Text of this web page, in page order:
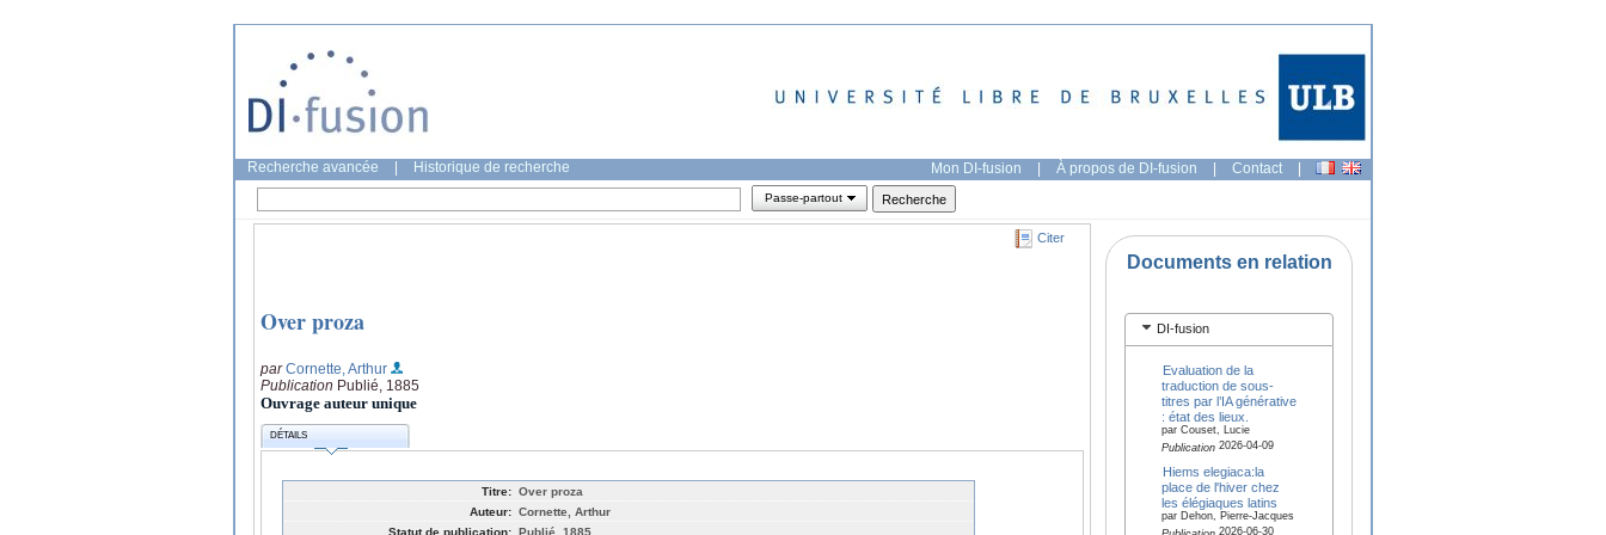
Recherche avancée Historique de recherche Mon DI-fusion | À propos de DI-fusion | Contact |
Passe-partout
Citer
Over proza
parCornette, Arthur
Publication Publié, 1885
Ouvrage auteur unique
DÉTAILS
Titre: Over proza
Auteur: Cornette, Arthur
Statut de publication: Publié, 1885
Documents en relation
DI-fusion
Evaluation de la
traduction de sous-
titres par l’IA générative
: état des lieux.
par Couset, Lucie
Publication2026-04-09
Hiems elegiaca:la
place de l'hiver chez
les élégiaques latins
par Dehon, Pierre-Jacques